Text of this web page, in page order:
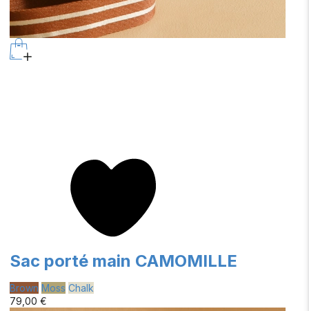
Sac porté main CAMOMILLE
Brown Moss Chalk
79,00 €